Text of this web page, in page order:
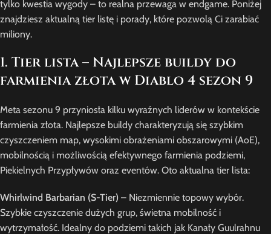
tylko kwestia wygody – to realna przewaga w endgame. Poniżej
znajdziesz aktualną tier listę i porady, które pozwolą Ci zarabiać
miliony.
1. Tier lista – Najlepsze buildy do
farmienia złota w Diablo 4 sezon 9
Meta sezonu 9 przyniosła kilku wyraźnych liderów w kontekście
farmienia złota. Najlepsze buildy charakteryzują się szybkim
czyszczeniem map, wysokimi obrażeniami obszarowymi (AoE),
mobilnością i możliwością efektywnego farmienia podziemi,
Piekielnych Przypływów oraz eventów. Oto aktualna tier lista:
Whirlwind Barbarian (S-Tier) – Niezmiennie topowy wybór.
Szybkie czyszczenie dużych grup, świetna mobilność i
wytrzymałość. Idealny do podziemi takich jak Kanały Guulrahnu